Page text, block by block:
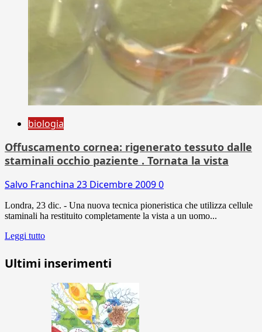
biologia
Offuscamento cornea: rigenerato tessuto dalle
staminali occhio paziente . Tornata la vista
Salvo Franchina 23 Dicembre 20090
Londra, 23 dic. - Una nuova tecnica pioneristica che utilizza cellule
staminali ha restituito completamente la vista a un uomo...
Leggi tutto
Ultimi inserimenti